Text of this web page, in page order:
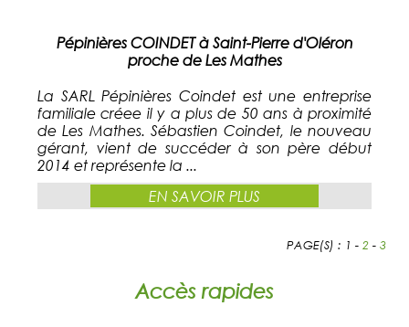
Pépinières COINDET à Saint-Pierre d'Oléron
proche de Les Mathes
La SARL Pépinières Coindet est une entreprise
familiale créee il y a plus de 50 ans à proximité
de Les Mathes. Sébastien Coindet, le nouveau
gérant, vient de succéder à son père début
2014 et représente la ...
EN SAVOIR PLUS
PAGE(S) : 1 - 2- 3
Accès rapides